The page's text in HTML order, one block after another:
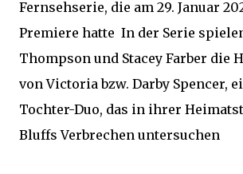
Fernsehserie, die am 29. Januar
Premiere hatte In der Serie
Thompson und Stacey Farber die
von Victoria bzw. Darby Spencer,
Tochter-Duo, das in ihrer
Bluffs Verbrechen untersuchen